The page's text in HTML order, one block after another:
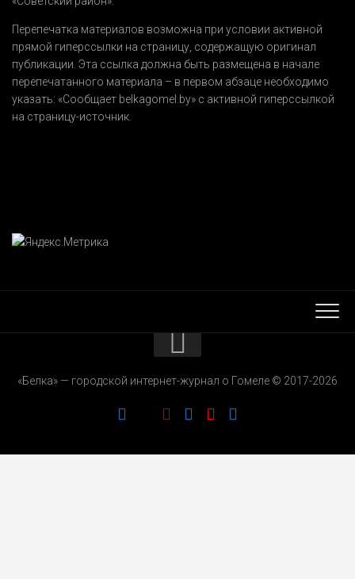
Перепечатка материалов возможна при условии активной
прямой гиперссылки на страницу, содержащую оригинал
публикации. Эта ссылка должна быть размещена в начале
перепечатанного материала – в первом абзаце необходимо
указать: «Сообщает belkagomel.by» с активной гиперссылкой
на страницу-источник.
РЕКЛАМОДАТЕЛЯМ
«Белка» — городской интернет-журнал о Гомеле © 2017-2026